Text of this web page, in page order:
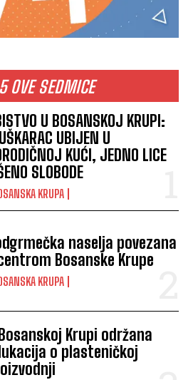
OVE SEDMICE
U BOSANSKOJ KRUPI:
UBIJEN U
KUĆI, JEDNO LICE
SLOBODE
KRUPA
naselja povezana
Bosanske Krupe
KRUPA
Krupi održana
o plasteničkoj